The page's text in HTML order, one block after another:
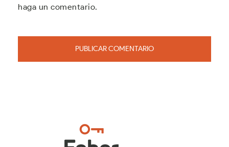
haga un comentario.